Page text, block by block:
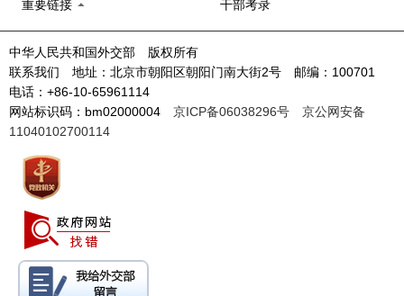
重要链接 干部考录
中华人民共和国外交部 版权所有
联系我们 地址：北京市朝阳区朝阳门南大街2号 邮编：100701
电话：+86-10-65961114
网站标识码：bm02000004 京ICP备06038296号
京公网安备
11040102700114